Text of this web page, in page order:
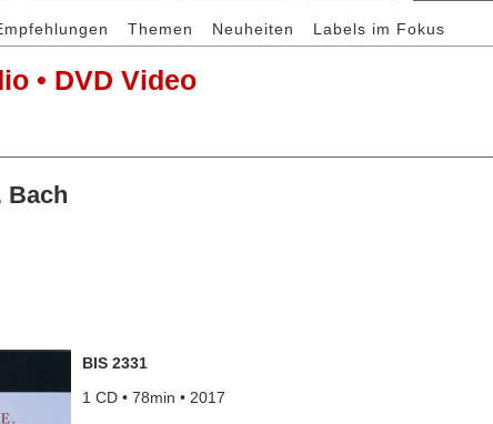
Themen Neuheiten Labels im Fokus
• DVD Video
Bach
BIS 2331
1 CD • 78min • 2017